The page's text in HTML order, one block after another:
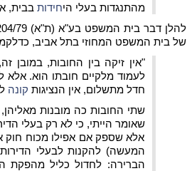
מהתנגדות בעלי היחידות בבית,
להלן דבר בית המשפט בע"א (ת"א) 204/79
של בית המשפט המחוזי בתל אביב,
"אין זיקה בין החובות,
לעמוד מלקיים חובתו הוא. אלא
חדל מתשלום, אין הנציגות קונה
שתי החובות כה מובנות
שאומר הייתי, כי לא רק בעלי
אלא שספק אם אפילו מכוח חוק
המעשה) להקנות לבעלי
הברירה: לחדול כליל מהפקת